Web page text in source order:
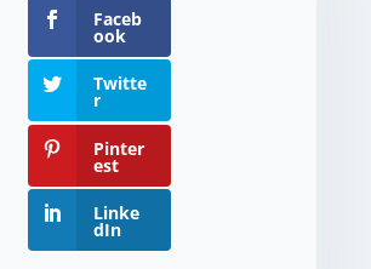
Faceb
ook
Twitte
r
Pinter
est
Linke
dIn